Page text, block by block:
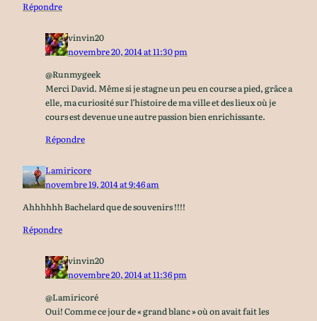
Répondre
vinvin20
novembre 20, 2014 at 11:30 pm
@Runmygeek
Merci David. Même si je stagne un peu en course a pied, grâce a
elle, ma curiosité sur l’histoire de ma ville et des lieux où je
cours est devenue une autre passion bien enrichissante.
Répondre
Lamiricore
novembre 19, 2014 at 9:46 am
Ahhhhhh Bachelard que de souvenirs !!!!
Répondre
vinvin20
novembre 20, 2014 at 11:36 pm
@Lamiricoré
Oui! Comme ce jour de « grand blanc » où on avait fait les